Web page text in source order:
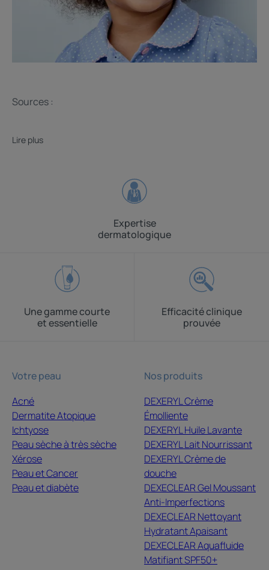
Sources :
Lire plus
Expertise
dermatologique
Une gamme courte
et essentielle
Efficacité clinique
prouvée
Votre peau
Acné
Dermatite Atopique
Ichtyose
Peau sèche à très sèche
Xérose
Peau et Cancer
Peau et diabète
Nos produits
DEXERYL Crème
Émolliente
DEXERYL Huile Lavante
DEXERYL Lait Nourrissant
DEXERYL Crème de
douche
DEXECLEAR Gel Moussant
Anti-Imperfections
DEXECLEAR Nettoyant
Hydratant Apaisant
DEXECLEAR Aquafluide
Matifiant SPF50+